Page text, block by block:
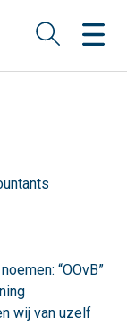
“OOvB”
wij van uzelf